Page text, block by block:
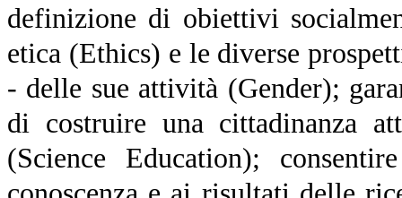
definizione di obiettivi
etica (Ethics) e le diverse
- delle sue attività (Gender);
di costruire una cittadinanza
(Science Education);